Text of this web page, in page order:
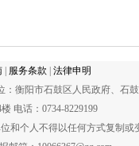
服务条款
法律申明
衡阳市石鼓区人民政府、石
电话：0734-8229199
和个人不得以任何方式复制或